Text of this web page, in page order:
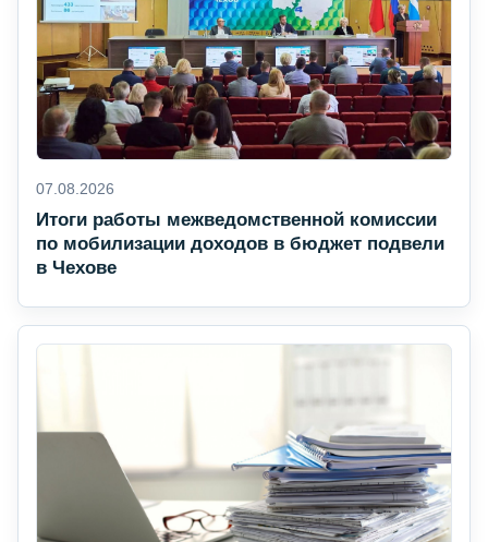
07.08.2026
Итоги работы межведомственной комиссии
по мобилизации доходов в бюджет подвели
в Чехове